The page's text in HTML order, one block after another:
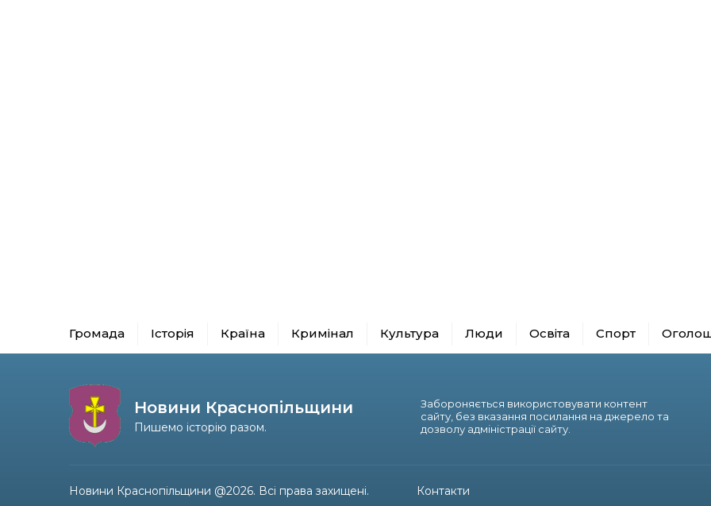
Громада Історія Країна Кримінал Культура Люди Освіта Спорт
Новини Краснопільщини
Пишемо історію разом.
Забороняється використовувати контент
сайту, без вказання посилання на джерело та
дозволу адміністрації сайту.
Новини Краснопільщини @2026. Всі права захищені. Контакти